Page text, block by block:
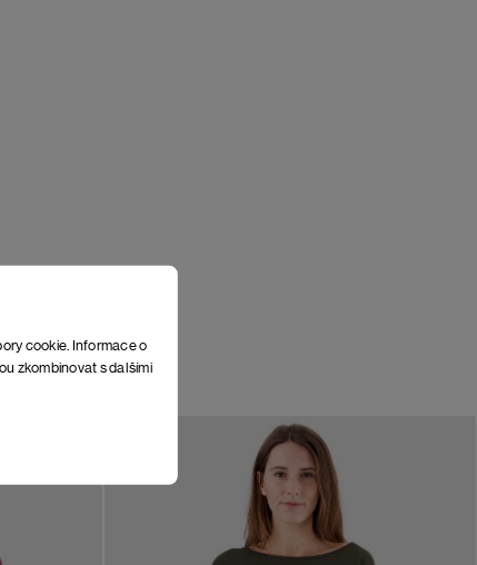
cookie. Informace o
zkombinovat s dalšími